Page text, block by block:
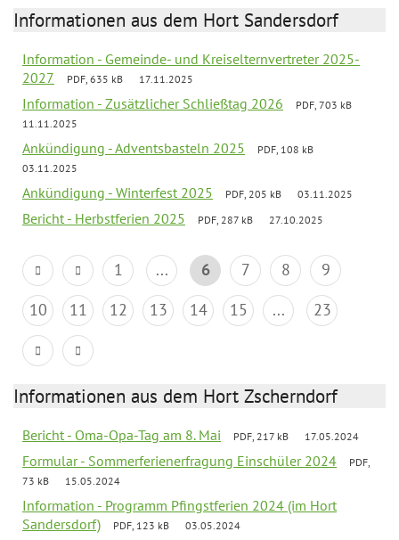
Informationen aus dem Hort Sandersdorf
Information - Gemeinde- und Kreiselternvertreter 2025-
2027
PDF, 635 kB 17.11.2025
Information - Zusätzlicher Schließtag 2026
PDF, 703 kB
11.11.2025
Ankündigung - Adventsbasteln 2025
PDF, 108 kB
03.11.2025
Ankündigung - Winterfest 2025 PDF, 205 kB 03.11.2025
Bericht - Herbstferien 2025 PDF, 287 kB 27.10.2025
1 ... 6 7 8
9
10
11 12 13 14 15 ... 23
Informationen aus dem Hort Zscherndorf
Bericht - Oma-Opa-Tag am 8. Mai PDF, 217 kB 17.05.2024
Formular - Sommerferienerfragung Einschüler 2024
PDF,
73 kB
15.05.2024
Information - Programm Pfingstferien 2024 (im Hort
Sandersdorf)
PDF, 123 kB 03.05.2024